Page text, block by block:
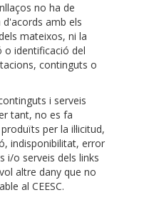
no ha de
amb els
mateixos, ni la
identificació del
continguts o
i serveis
tant, no es fa
per la il·licitud,
indisponibilitat, error
i/o serveis dels links
altre dany que no
al CEESC.